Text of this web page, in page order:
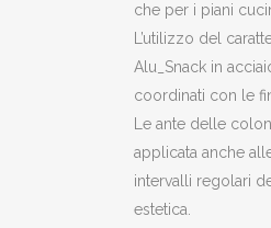
che per i piani
L’utilizzo del
Alu_Snack in
coordinati con le
Le ante delle
applicata anche
intervalli regolari
estetica.